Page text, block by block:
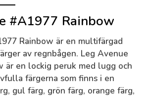
#A1977 Rainbow
Rainbow är en multifärgad
av regnbågen. Leg Avenue
är en lockig peruk med lugg och
färgerna som finns i en
gul färg, grön färg, orange färg,